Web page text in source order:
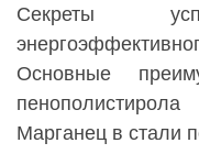
Секреты
Основные
пенополистирола
Марганец в стали